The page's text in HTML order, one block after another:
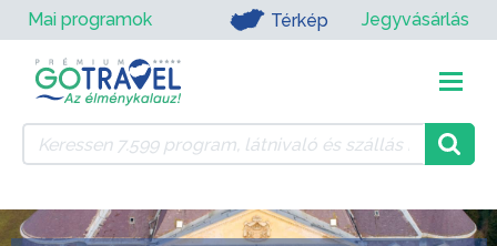
Mai programok Térkép Jegyvásárlás